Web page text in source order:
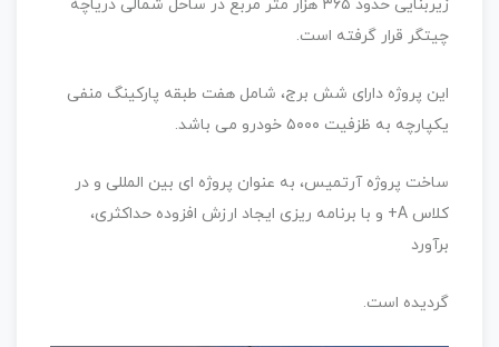
زیربنایی حدود ۳۶۵ هزار متر مربع در ساحل شمالی دریاچه
چیتگر قرار گرفته است.
این پروژه دارای شش برج، شامل هفت طبقه پارکینگ منفی
یکپارچه به ظزفیت ۵۰۰۰ خودرو می‌ باشد.
ساخت پروژه آرتمیس، به عنوان پروژه ای بین المللی و در
کلاس A+ و با برنامه ریزی ایجاد ارزش افزوده حداکثری،
برآورد
گردیده است.